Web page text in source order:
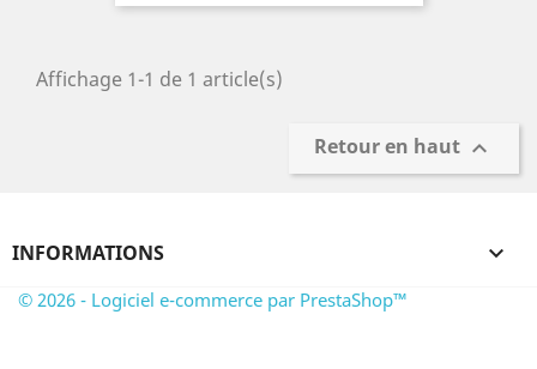
Affichage 1-1 de 1 article(s)
Retour en haut 
INFORMATIONS 
© 2026 - Logiciel e-commerce par PrestaShop™